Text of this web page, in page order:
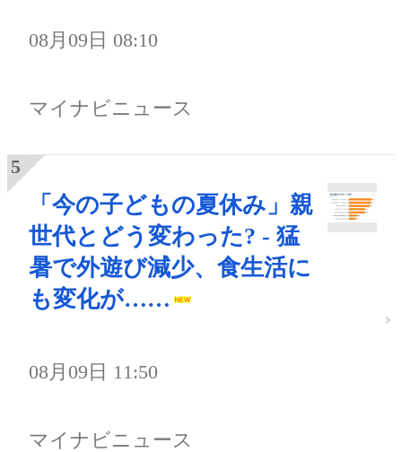
08月09日 08:10
マイナビニュース
「今の子どもの夏休み」親
世代とどう変わった? - 猛
暑で外遊び減少、食生活に
も変化が……
08月09日 11:50
マイナビニュース